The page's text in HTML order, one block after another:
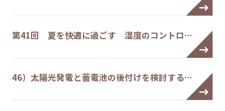
第41回 夏を快適に過ごす 湿度のコントロ…
46）太陽光発電と蓄電池の後付けを検討する…